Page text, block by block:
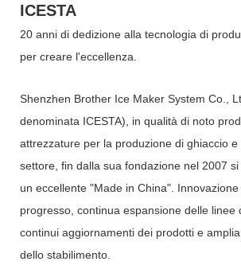
ICESTA
20 anni di dedizione alla tecnologia di
per creare l'eccellenza.
Shenzhen Brother Ice Maker System Co.,
denominata ICESTA), in qualità di noto
attrezzature per la produzione di ghiaccio
settore, fin dalla sua fondazione nel 2007
un eccellente "Made in China".
progresso, continua espansione delle linee
continui aggiornamenti dei prodotti e
dello stabilimento.